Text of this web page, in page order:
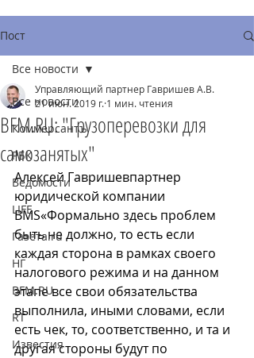
Пост
Все новости
Коммерсантъ
РБК
Ведомости
LIFE
Газета.ru
НГ
BFM.RU
RT
Известия
Все новости
BFM.RU: "Грузоперевозки для
самозанятых"
Управляющий партнер Гавришев А.В.
21 июн. 2019 г. 1 мин. чтения
Алексей Гавришевпартнер
юридической компании
BMS«Формально здесь проблем
быть не должно, то есть если
каждая сторона в рамках своего
налогового режима и на данном
этапе все свои обязательства
выполнила, иными словами, если
есть чек, то, соответственно, и та и
другая стороны будут по